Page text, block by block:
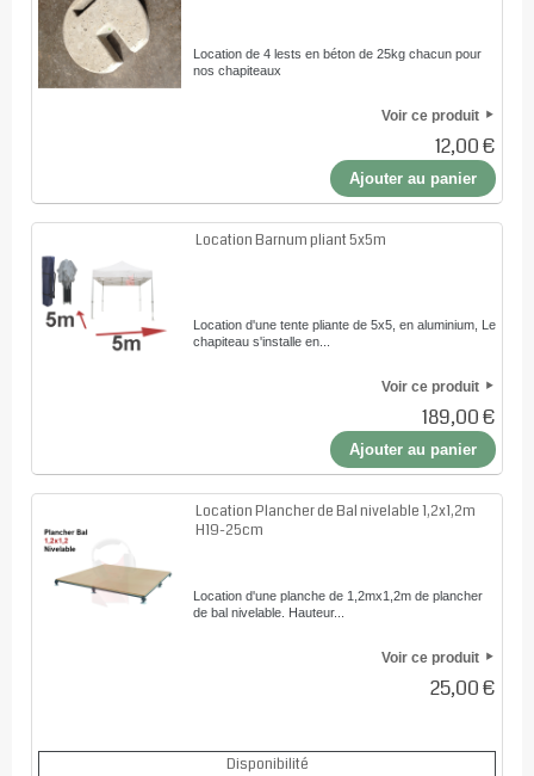
Location de 4 lests en béton de 25kg chacun pour
nos chapiteaux
Voir ce produit
12,00 €
Ajouter au panier
Location Barnum pliant 5x5m
Location d'une tente pliante de 5x5, en aluminium, Le
chapiteau s'installe en...
Voir ce produit
189,00 €
Ajouter au panier
Location Plancher de Bal nivelable 1,2x1,2m
H19-25cm
Location d'une planche de 1,2mx1,2m de plancher
de bal nivelable. Hauteur...
Voir ce produit
25,00 €
Disponibilité